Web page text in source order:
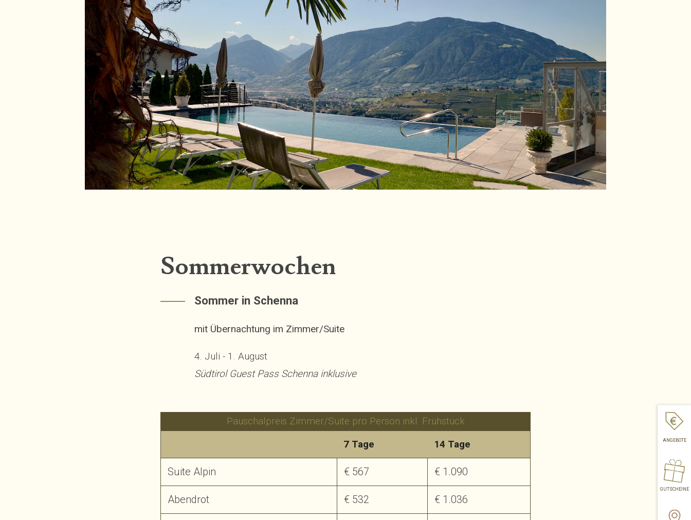
ANGEBOTE
GUTSCHEINE
Sommerwochen
Sommer in Schenna
mit Übernachtung im Zimmer/Suite
4. Juli - 1. August
Südtirol Guest Pass Schenna inklusive
Pauschalpreis Zimmer/Suite pro Person inkl. Frühstück
7 Tage
14 Tage
Suite Alpin € 567 € 1.090
Abendrot € 532 € 1.036